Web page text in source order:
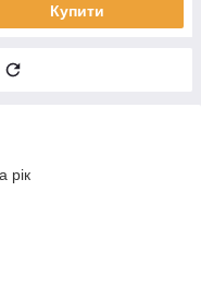
Купити
рік